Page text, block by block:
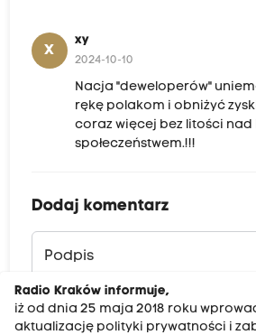
X
xy
2024-10-10
Nacja "deweloperów"
rękę polakom i obniżyć
coraz więcej bez litości nad
społeczeństwem.!!!
Dodaj komentarz
Podpis
Treść komentarza
Radio Kraków informuje,
iż od dnia 25 maja 2018 roku
aktualizację polityki prywatności i